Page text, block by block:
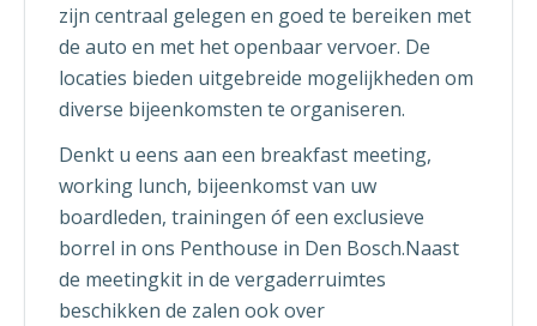
zijn centraal gelegen en goed te bereiken met
de auto en met het openbaar vervoer. De
locaties bieden uitgebreide mogelijkheden om
diverse bijeenkomsten te organiseren.
Denkt u eens aan een breakfast meeting,
working lunch, bijeenkomst van uw
boardleden, trainingen óf een exclusieve
borrel in ons Penthouse in Den Bosch.Naast
de meetingkit in de vergaderruimtes
beschikken de zalen ook over